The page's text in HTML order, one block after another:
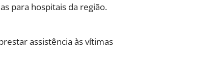
para hospitais da região.
assistência às vítimas